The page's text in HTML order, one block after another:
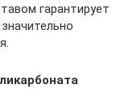
гарантирует